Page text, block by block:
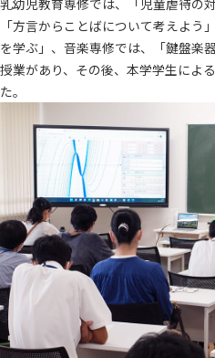
「方言からことばについて考えよ
を学ぶ」、音楽専修では、「鍵盤楽
授業があり、その後、本学学生によ
た。